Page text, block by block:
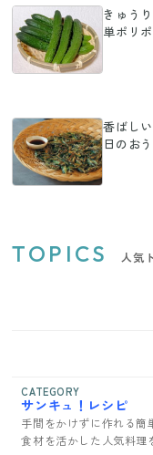
きゅう
単ポリ
香ばし
日のお
TOPICS 人気
CATEGORY
サンキュ！レシピ
手間をかけずに作れる簡
食材を活かした人気料理